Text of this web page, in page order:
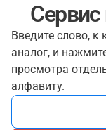
Введите слово, к
аналог, и
просмотра
алфавиту.